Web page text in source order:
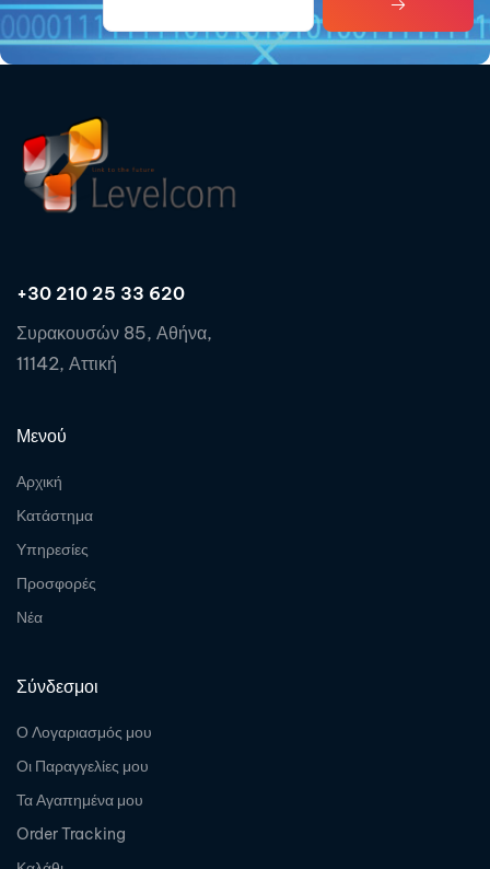
+30 210 25 33 620
Συρακουσών 85, Αθήνα,
11142, Αττική
Μενού
Αρχική
Κατάστημα
Υπηρεσίες
Προσφορές
Νέα
Σύνδεσμοι
Ο Λογαριασμός μου
Οι Παραγγελίες μου
Τα Αγαπημένα μου
Order Tracking